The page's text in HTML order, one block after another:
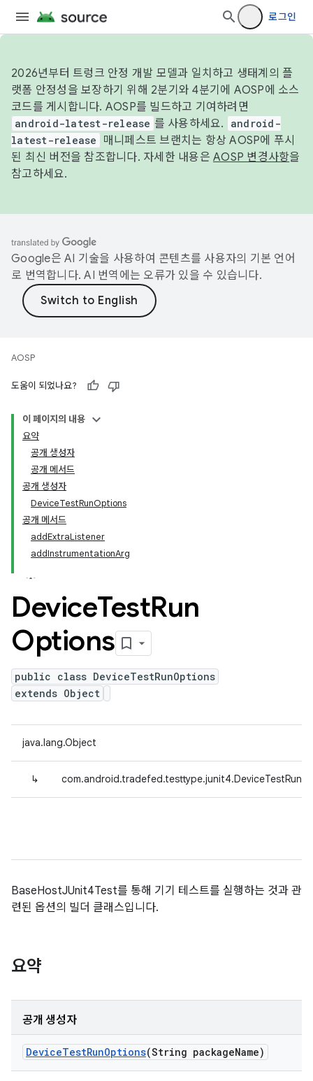
로그인
2026년부터 트렁크 안정 개발 모델과 일치하고 생태계의 플
랫폼 안정성을 보장하기 위해 2분기와 4분기에 AOSP에 소스
코드를 게시합니다. AOSP를 빌드하고 기여하려면
android-latest-release 를 사용하세요.
android-
latest-release
매니페스트 브랜치는 항상 AOSP에 푸시
된 최신 버전을 참조합니다. 자세한 내용은 AOSP 변경사항을
참고하세요.
Google은 AI 기술을 사용하여 콘텐츠를 사용자의 기본 언어
로 번역합니다. AI 번역에는 오류가 있을 수 있습니다.
AOSP
도움이 되었나요?
이 페이지의 내용
요약
공개 생성자
공개 메서드
공개 생성자
DeviceTestRunOptions
공개 메서드
addExtraListener
addInstrumentationArg
DeviceTestRun
Options
public class DeviceTestRunOptions
extends Object
java.lang.Object
↳
BaseHostJUnit4Test를 통해 기기 테스트를 실행하는 것과 관
련된 옵션의 빌더 클래스입니다.
요약
공개 생성자
DeviceTestRunOptions(String packageName)